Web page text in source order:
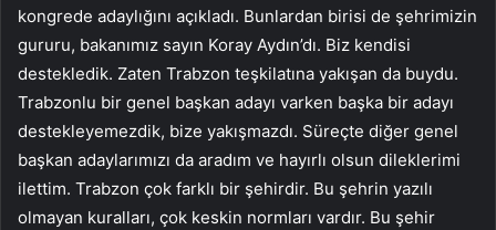
kongrede adaylığını açıkladı. Bunlardan birisi de şehrimizin
gururu, bakanımız sayın Koray Aydın’dı. Biz kendisi
destekledik. Zaten Trabzon teşkilatına yakışan da buydu.
Trabzonlu bir genel başkan adayı varken başka bir adayı
destekleyemezdik, bize yakışmazdı. Süreçte diğer genel
başkan adaylarımızı da aradım ve hayırlı olsun dileklerimi
ilettim. Trabzon çok farklı bir şehirdir. Bu şehrin yazılı
olmayan kuralları, çok keskin normları vardır. Bu şehir